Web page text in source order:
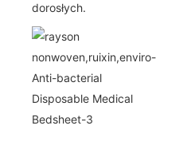
dorosłych.